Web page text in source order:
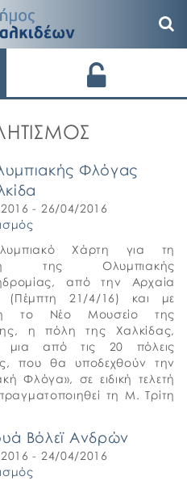
Φλόγας
- 26/04/2016
Χάρτη για τη
της Ολυμπιακής
από την Αρχαία
(Πέμπτη 21/4/16) και με
το Νέο Μουσείο της
η πόλη της Χαλκίδας,
μια από τις 20 πόλεις
που θα υποδεχθούν την
Φλόγα», σε ειδική τελετή
τη Μ. Τρίτη
Βόλεϊ Ανδρών
- 24/04/2016